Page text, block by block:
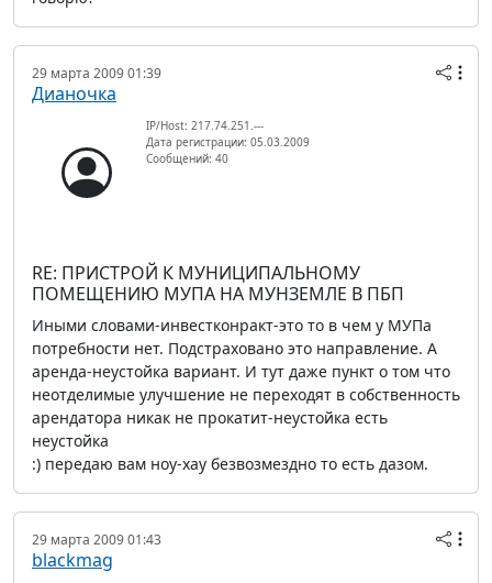
29 марта 2009 01:39
Дианочка
IP/Host: 217.74.251.---
Дата регистрации: 05.03.2009
Сообщений: 40
RE: ПРИСТРОЙ К МУНИЦИПАЛЬНОМУ
ПОМЕЩЕНИЮ МУПА НА МУНЗЕМЛЕ В ПБП
Иными словами-инвестконракт-это то в чем у МУПа
потребности нет. Подстраховано это направление. А
аренда-неустойка вариант. И тут даже пункт о том что
неотделимые улучшение не переходят в собственность
арендатора никак не прокатит-неустойка есть
неустойка
:) передаю вам ноу-хау безвозмездно то есть дазом.
29 марта 2009 01:43
blackmag